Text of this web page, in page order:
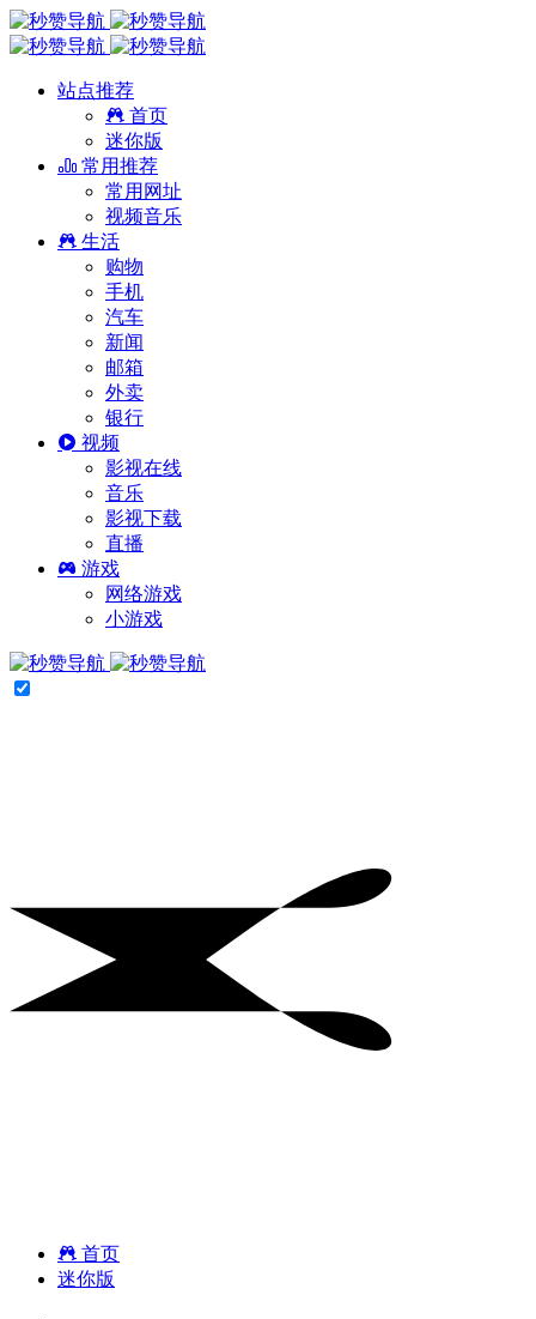
站点推荐
首页
迷你版
常用推荐
常用网址
视频音乐
生活
购物
手机
汽车
新闻
邮箱
外卖
银行
视频
影视在线
音乐
影视下载
直播
游戏
网络游戏
小游戏
首页
迷你版